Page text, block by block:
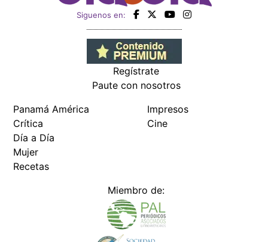
Siguenos en:
Regístrate
Paute con nosotros
Panamá América
Crítica
Día a Día
Mujer
Recetas
Impresos
Cine
Miembro de: